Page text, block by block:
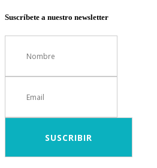
Suscríbete a nuestro newsletter